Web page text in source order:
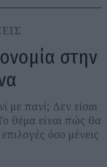
στην
με πανί; Δεν είσαι
θέμα είναι πώς θα
όσο μένεις